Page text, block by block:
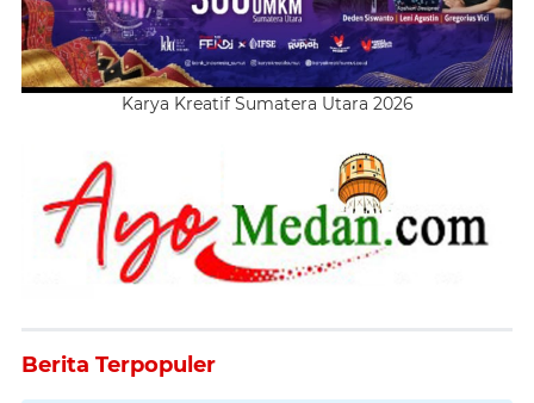
Karya Kreatif Sumatera Utara 2026
Berita Terpopuler